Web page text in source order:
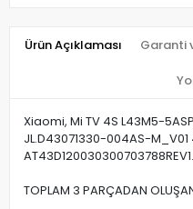
Ürün Açıklaması Garanti
Xiaomi, Mi TV 4S L43M5-
JL.D43071330-004AS-
TOPLAM 3 PARÇADAN